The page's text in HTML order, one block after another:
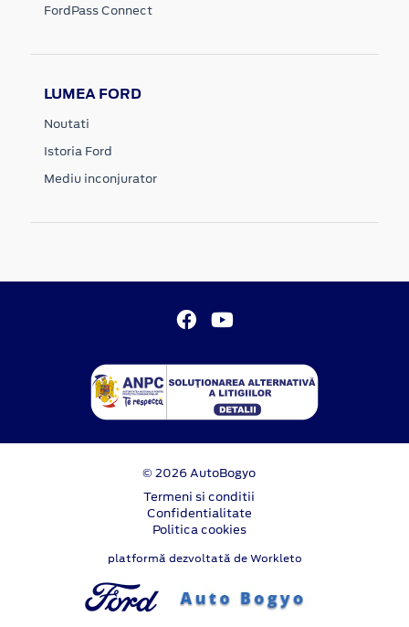
FordPass Connect
LUMEA FORD
Noutati
Istoria Ford
Mediu inconjurator
© 2026 AutoBogyo
Termeni si conditii
Confidentialitate
Politica cookies
platformă dezvoltată de Workleto